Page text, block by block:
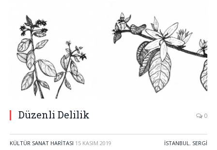
Düzenli Delilik 0
KÜLTÜR SANAT HARITASI 15 KASIM 2019 İSTANBUL, SERGI